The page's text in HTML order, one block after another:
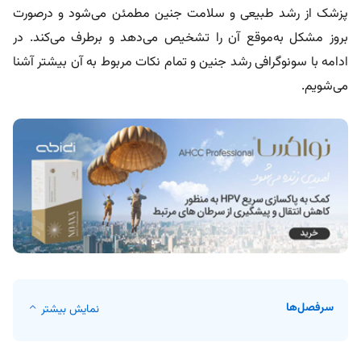
پزشک از رشد طبیعی و سلامت جنین مطمئن می‌شود و درصورت
بروز مشکل به‌موقع آن را تشخیص می‌دهد و برطرف می‌کند. در
ادامه با سونوگرافی رشد جنین و تمام نکات مربوط به آن بیشتر آشنا
می‌شویم.
سرفصل‌ها نمایش بیشتر